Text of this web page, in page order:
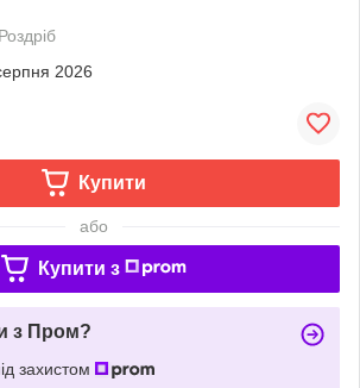
Роздріб
2026
Купити
або
Купити з
з Пром?
захистом